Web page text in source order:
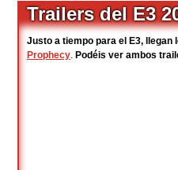
Trailers del E3
Justo a tiempo para el E3,
Prophecy. Podéis ver ambos